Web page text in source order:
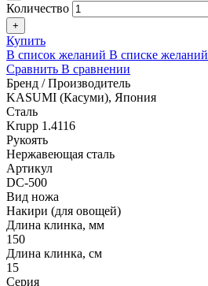
Количество
+
Купить
В список желаний В списке желаний
Сравнить В сравнении
Бренд / Производитель
KASUMI (Касуми), Япония
Сталь
Krupp 1.4116
Рукоять
Нержавеющая сталь
Артикул
DC-500
Вид ножа
Накири (для овощей)
Длина клинка, мм
150
Длина клинка, см
15
Серия